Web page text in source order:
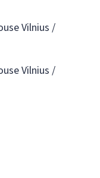
Vilnius /
Vilnius /